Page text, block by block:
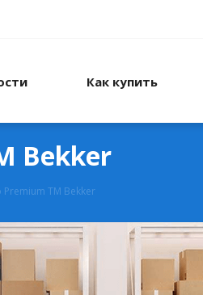
Как купить
Bekker
Premium ТМ Bekker